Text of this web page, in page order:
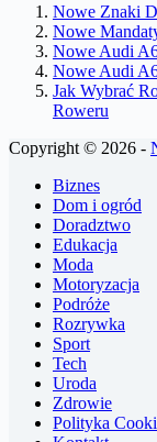
Nowe Znaki
Nowe
Nowe Audi
Nowe Audi
Jak Wybrać
Roweru
Copyright © 2026 -
Biznes
Dom i ogród
Doradztwo
Edukacja
Moda
Motoryzacja
Podróże
Rozrywka
Sport
Tech
Uroda
Zdrowie
Polityka